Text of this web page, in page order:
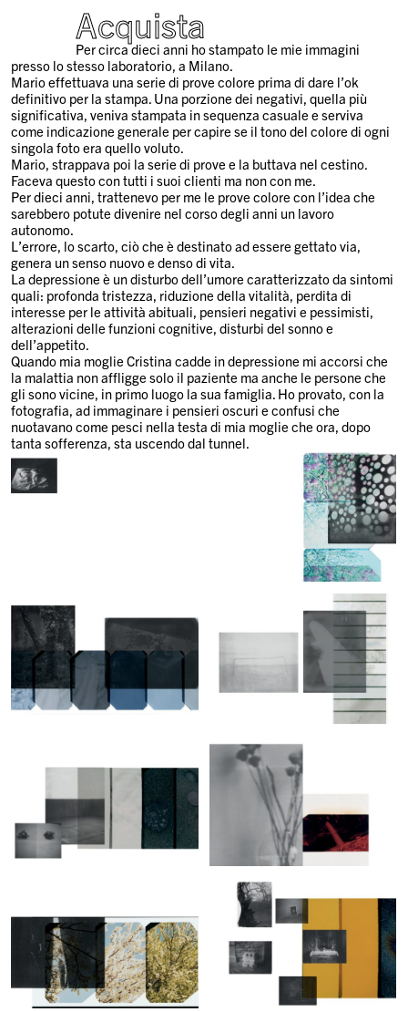
Acquista
Per circa dieci anni ho stampato le mie immagini
presso lo stesso laboratorio, a Milano.
Mario effettuava una serie di prove colore prima di dare l’ok
definitivo per la stampa. Una porzione dei negativi, quella più
significativa, veniva stampata in sequenza casuale e serviva
come indicazione generale per capire se il tono del colore di ogni
singola foto era quello voluto.
Mario, strappava poi la serie di prove e la buttava nel cestino.
Faceva questo con tutti i suoi clienti ma non con me.
Per dieci anni, trattenevo per me le prove colore con l’idea che
sarebbero potute divenire nel corso degli anni un lavoro
autonomo.
L’errore, lo scarto, ciò che è destinato ad essere gettato via,
genera un senso nuovo e denso di vita.
La depressione è un disturbo dell’umore caratterizzato da sintomi
quali: profonda tristezza, riduzione della vitalità, perdita di
interesse per le attività abituali, pensieri negativi e pessimisti,
alterazioni delle funzioni cognitive, disturbi del sonno e
dell’appetito.
Quando mia moglie Cristina cadde in depressione mi accorsi che
la malattia non affligge solo il paziente ma anche le persone che
gli sono vicine, in primo luogo la sua famiglia. Ho provato, con la
fotografia, ad immaginare i pensieri oscuri e confusi che
nuotavano come pesci nella testa di mia moglie che ora, dopo
tanta sofferenza, sta uscendo dal tunnel.